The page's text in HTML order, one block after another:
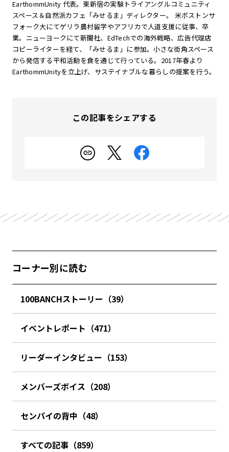
EarthommUnity 代表。東新宿の実験トライアングルコミュニティ
スペース＆自然派カフェ「みせるま」ディレクター。 米ボストンサ
フォーク大にてゲリラ農村留学やアフリカで人道支援に従事、卒
業。ニューヨークにて新聞社、EdTechでの海外戦略、広告代理店
コピーライターを経て、「みせるま」に参加。小さな街角スペース
から発信する平和活動を食を通じて行っている。2017年春より
EarthommUnityを立上げ、サステイナブルな暮らしの提案を行う。
この記事をシェアする
コーナー別に読む
100BANCHストーリー（39）
イベントレポート（471）
リーダーインタビュー（153）
メンバーズボイス（208）
センパイの背中（48）
すべての記事（859）